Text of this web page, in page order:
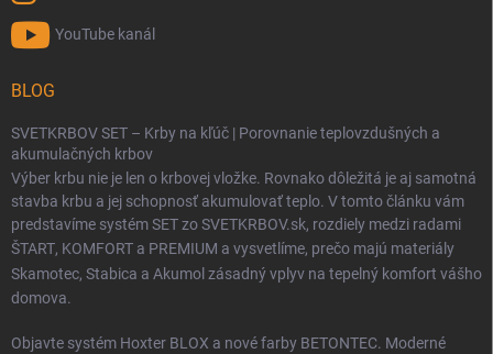
YouTube kanál
BLOG
SVETKRBOV SET – Krby na kľúč | Porovnanie teplovzdušných a
akumulačných krbov
Výber krbu nie je len o krbovej vložke. Rovnako dôležitá je aj samotná
stavba krbu a jej schopnosť akumulovať teplo. V tomto článku vám
predstavíme systém SET zo SVETKRBOV.sk, rozdiely medzi radami
ŠTART, KOMFORT a PREMIUM a vysvetlíme, prečo majú materiály
Skamotec, Stabica a Akumol zásadný vplyv na tepelný komfort vášho
domova.
Objavte systém Hoxter BLOX a nové farby BETONTEC. Moderné